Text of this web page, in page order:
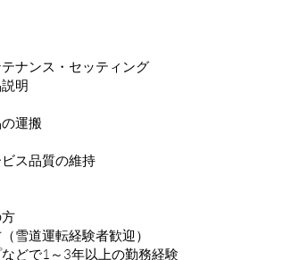
ナンス・セッティング
明
運搬
ス品質の維持
雪道運転経験者歓迎）
どで1～3年以上の勤務経験